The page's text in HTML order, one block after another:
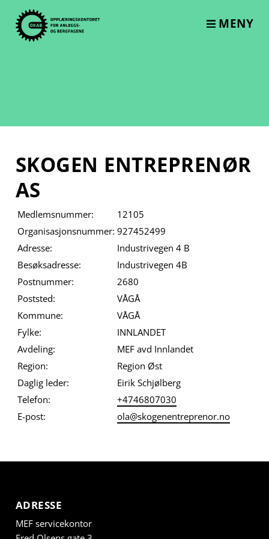
content
MENY
SKOGEN ENTREPRENØR
AS
Medlemsnummer:
12105
Organisasjonsnummer: 927452499
Adresse:
Industrivegen 4 B
Besøksadresse:
Industrivegen 4B
Postnummer:
2680
Poststed:
VÅGÅ
Kommune:
VÅGÅ
Fylke:
INNLANDET
Avdeling:
MEF avd Innlandet
Region:
Region Øst
Daglig leder:
Eirik Schjølberg
Telefon:
+4746807030
E-post:
ola@skogenentreprenor.no
ADRESSE
MEF servicekontor